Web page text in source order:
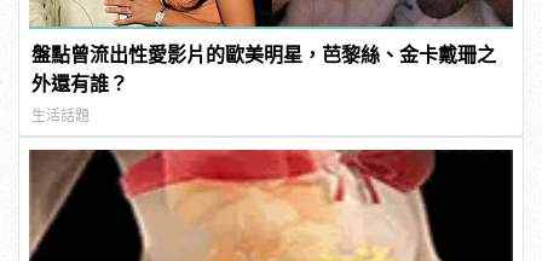
盤點曾流出性愛影片的歐美明星，芭黎絲、金卡戴珊之
外還有誰？
生活話題